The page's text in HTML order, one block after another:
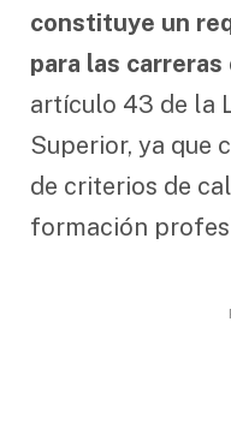
constituye un
para las carreras
artículo 43 de la
Superior, ya que
de criterios de
formación